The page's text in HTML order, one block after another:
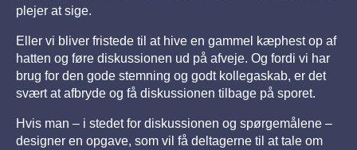
plejer at sige.
Eller vi bliver fristede til at hive en gammel kæphest op af
hatten og føre diskussionen ud på afveje. Og fordi vi har
brug for den gode stemning og godt kollegaskab, er det
svært at afbryde og få diskussionen tilbage på sporet.
Hvis man – i stedet for diskussionen og spørgemålene –
designer en opgave, som vil få deltagerne til at tale om